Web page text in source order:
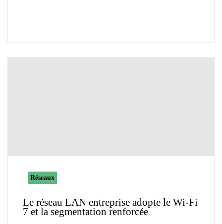
Réseaux
Le réseau LAN entreprise adopte le Wi-Fi
7 et la segmentation renforcée